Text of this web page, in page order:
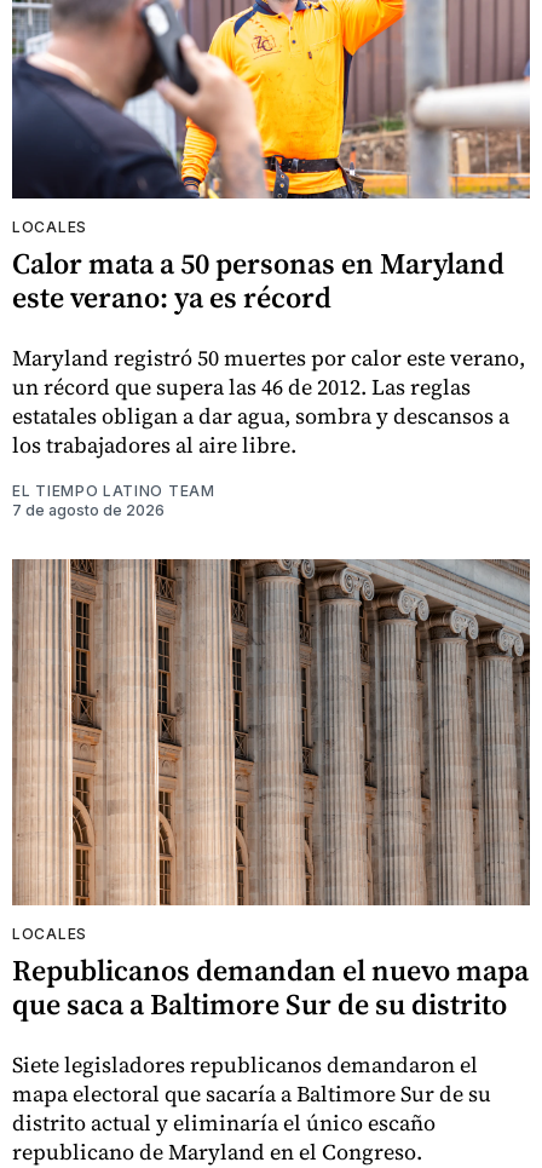
LOCALES
Calor mata a 50 personas en Maryland
este verano: ya es récord
Maryland registró 50 muertes por calor este verano,
un récord que supera las 46 de 2012. Las reglas
estatales obligan a dar agua, sombra y descansos a
los trabajadores al aire libre.
EL TIEMPO LATINO TEAM
7 de agosto de 2026
LOCALES
Republicanos demandan el nuevo mapa
que saca a Baltimore Sur de su distrito
Siete legisladores republicanos demandaron el
mapa electoral que sacaría a Baltimore Sur de su
distrito actual y eliminaría el único escaño
republicano de Maryland en el Congreso.